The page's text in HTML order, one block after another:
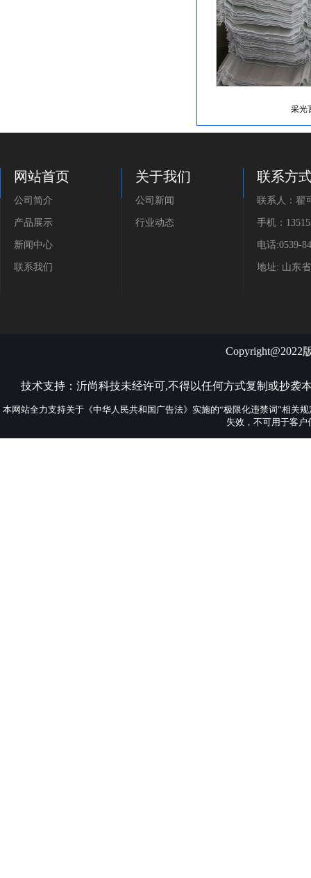
采光
网站首页
公司简介
产品展示
新闻中心
联系我们
关于我们
公司新闻
行业动态
联系方
联系人：翟
手机：
电话:0539-
地址: 山东
Copyright@2022
技术支持： 沂尚科技未经许可,不得以任何方式复制或抄袭
本网站全力支持关于《中华人民共和国广告法》实施的“极限化违禁词”相关
失效，不可用于客